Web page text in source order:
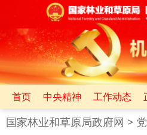
首页 中央精神 工作动态
国家林业和草原局政府网 >